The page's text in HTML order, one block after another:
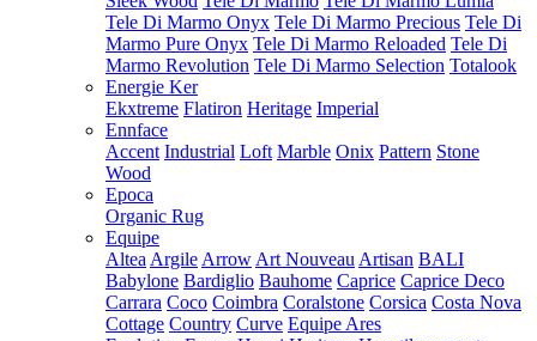
Tele Di Marmo Onyx Tele Di Marmo Precious Tele Di
Marmo Pure Onyx Tele Di Marmo Reloaded Tele Di
Marmo Revolution Tele Di Marmo Selection Totalook
Energie Ker
Ekxtreme Flatiron Heritage Imperial
Ennface
Accent Industrial Loft Marble Onix Pattern Stone
Wood
Epoca
Organic Rug
Equipe
Altea Argile Arrow Art Nouveau Artisan BALI
Babylone Bardiglio Bauhome Caprice Caprice Deco
Carrara Coco Coimbra Coralstone Corsica Costa Nova
Cottage Country Curve Equipe Ares